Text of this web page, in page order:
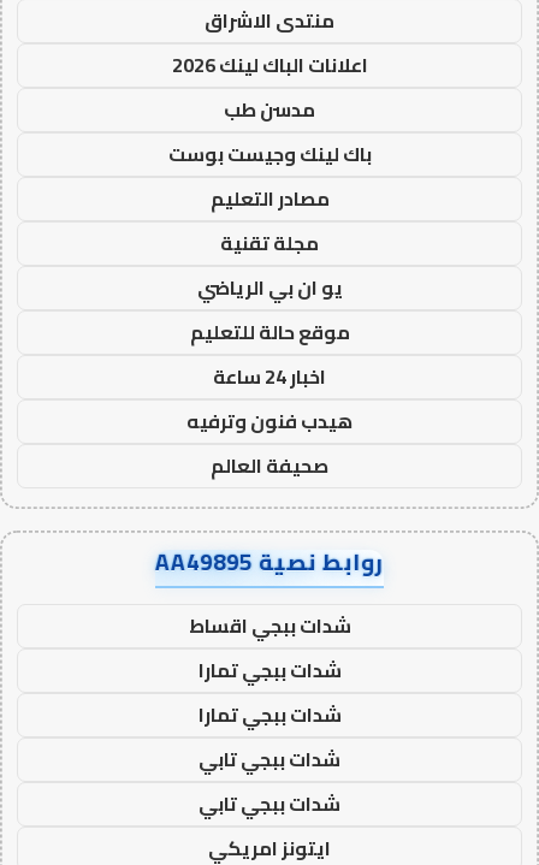
منتدى الاشراق
اعلانات الباك لينك 2026
مدسن طب
باك لينك وجيست بوست
مصادر التعليم
مجلة تقنية
يو ان بي الرياضي
موقع حالة للتعليم
اخبار 24 ساعة
هيدب فنون وترفيه
صحيفة العالم
روابط نصية AA49895
شدات ببجي اقساط
شدات ببجي تمارا
شدات ببجي تمارا
شدات ببجي تابي
شدات ببجي تابي
ايتونز امريكي